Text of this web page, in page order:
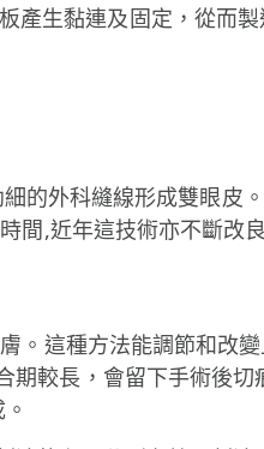
產生黏連及固定，從而
的外科縫線形成雙眼皮
間,近年這技術亦不斷改
。這種方法能調節和改
較長，會留下手術後